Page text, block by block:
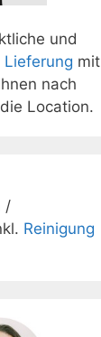
und
Lieferung mit
nach
Location.
/
Reinigung